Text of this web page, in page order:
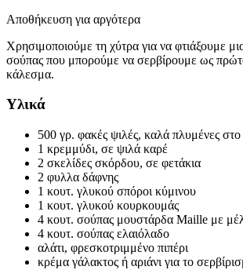
Αποθήκευση για αργότερα
Χρησιμοποιούμε τη χύτρα για να φτιάξουμε
σούπας που μπορούμε να σερβίρουμε ως
κάλεσμα.
Υλικά
500 γρ. φακές ψιλές, καλά πλυμένες
1 κρεμμύδι, σε ψιλά καρέ
2 σκελίδες σκόρδου, σε φετάκια
2 φυλλα δάφνης
1 κουτ. γλυκού σπόροι κύμινου
1 κουτ. γλυκού κουρκουμάς
4 κουτ. σούπας μουστάρδα Maille με
4 κουτ. σούπας ελαιόλαδο
αλάτι, φρεσκοτριμμένο πιπέρι
κρέμα γάλακτος ή αριάνι για το